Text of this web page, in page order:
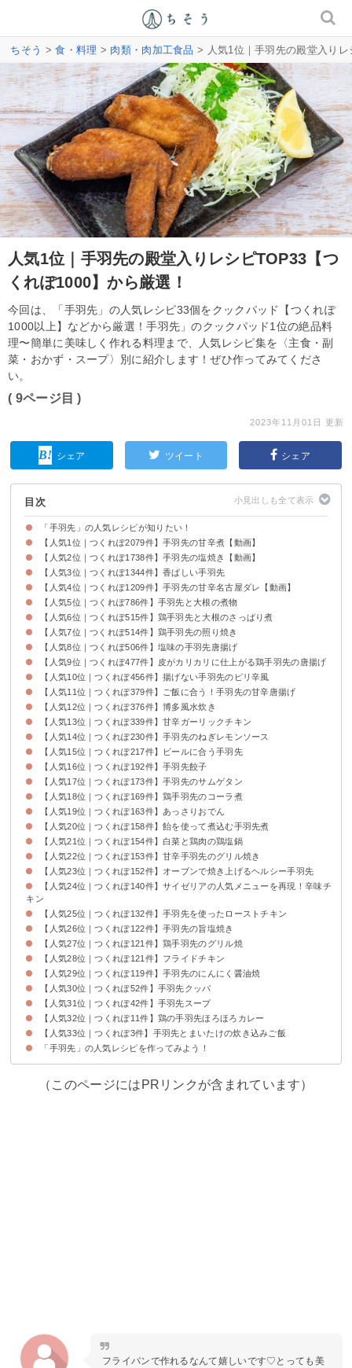
ちそう >食・料理 > 肉類・肉加工食品 > 人気1位｜手羽先の殿堂入り
人気1位｜手羽先の殿堂入りレシピTOP33【つ
くれぽ1000】から厳選！
今回は、「手羽先」の人気レシピ33個をクックパッド【つくれぽ
1000以上】などから厳選！手羽先」のクックパッド1位の絶品料
理〜簡単に美味しく作れる料理まで、人気レシピ集を〈主食・副
菜・おかず・スープ〉別に紹介します！ぜひ作ってみてくださ
い。
( 9ページ目 )
2023年11月01日 更新
シェア ツイート シェア
目次
「手羽先」の人気レシピが知りたい！
【人気1位｜つくれぽ2079件】手羽先の甘辛煮【動画】
【人気2位｜つくれぽ1738件】手羽先の塩焼き【動画】
【人気3位｜つくれぽ1344件】香ばしい手羽先
【人気4位｜つくれぽ1209件】手羽先の甘辛名古屋ダレ【動画】
【人気5位｜つくれぽ786件】手羽先と大根の煮物
【人気6位｜つくれぽ515件】鶏手羽先と大根のさっぱり煮
【人気7位｜つくれぽ514件】鶏手羽先の照り焼き
【人気8位｜つくれぽ506件】塩味の手羽先唐揚げ
【人気9位｜つくれぽ477件】皮がカリカリに仕上がる鶏手羽先の唐揚げ
【人気10位｜つくれぽ456件】揚げない手羽先のピリ辛風
【人気11位｜つくれぽ379件】ご飯に合う！手羽先の甘辛唐揚げ
【人気12位｜つくれぽ376件】博多風水炊き
【人気13位｜つくれぽ339件】甘辛ガーリックチキン
【人気14位｜つくれぽ230件】手羽先のねぎレモンソース
【人気15位｜つくれぽ217件】ビールに合う手羽先
【人気16位｜つくれぽ192件】手羽先餃子
【人気17位｜つくれぽ173件】手羽先のサムゲタン
【人気18位｜つくれぽ169件】鶏手羽先のコーラ煮
【人気19位｜つくれぽ163件】あっさりおでん
【人気20位｜つくれぽ158件】飴を使って煮込む手羽先煮
【人気21位｜つくれぽ154件】白菜と鶏肉の鶏塩鍋
【人気22位｜つくれぽ153件】甘辛手羽先のグリル焼き
【人気23位｜つくれぽ152件】オーブンで焼き上げるヘルシー手羽先
【人気24位｜つくれぽ140件】サイゼリアの人気メニューを再現！辛味チ
キン
【人気25位｜つくれぽ132件】手羽先を使ったローストチキン
【人気26位｜つくれぽ122件】手羽先の旨塩焼き
【人気27位｜つくれぽ121件】鶏手羽先のグリル焼
【人気28位｜つくれぽ121件】フライドチキン
【人気29位｜つくれぽ119件】手羽先のにんにく醤油焼
【人気30位｜つくれぽ52件】手羽先クッパ
【人気31位｜つくれぽ42件】手羽先スープ
【人気32位｜つくれぽ11件】鶏の手羽先ほろほろカレー
【人気33位｜つくれぽ3件】手羽先とまいたけの炊き込みご飯
「手羽先」の人気レシピを作ってみよう！
（このページにはPRリンクが含まれています）
フライパンで作れるなんて嬉しいです♡とっても美